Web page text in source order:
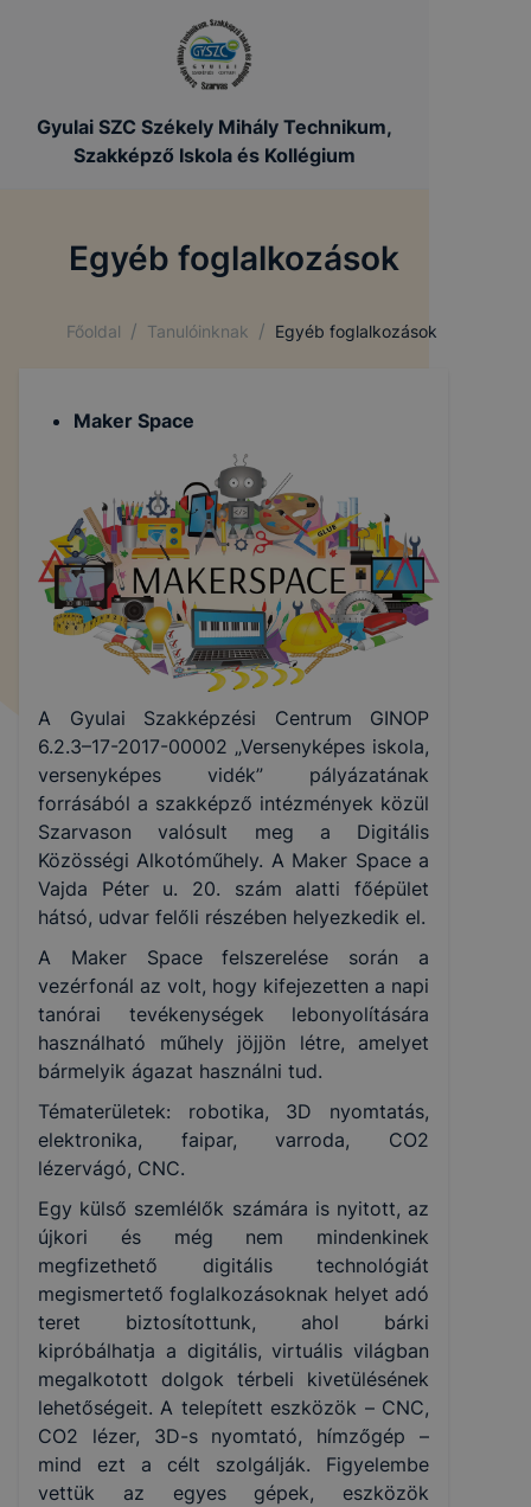
Gyulai SZC Székely Mihály Technikum,
Szakképző Iskola és Kollégium
Egyéb foglalkozások
Főoldal / Tanulóinknak / Egyéb foglalkozások
Maker Space
A Gyulai Szakképzési Centrum GINOP
6.2.3–17-2017-00002 „Versenyképes iskola,
versenyképes vidék” pályázatának
forrásából a szakképző intézmények közül
Szarvason valósult meg a Digitális
Közösségi Alkotóműhely. A Maker Space a
Vajda Péter u. 20. szám alatti főépület
hátsó, udvar felőli részében helyezkedik el.
A Maker Space felszerelése során a
vezérfonál az volt, hogy kifejezetten a napi
tanórai tevékenységek lebonyolítására
használható műhely jöjjön létre, amelyet
bármelyik ágazat használni tud.
Tématerületek: robotika, 3D nyomtatás,
elektronika, faipar, varroda, CO2
lézervágó, CNC.
Egy külső szemlélők számára is nyitott, az
újkori és még nem mindenkinek
megfizethető digitális technológiát
megismertető foglalkozásoknak helyet adó
teret biztosítottunk, ahol bárki
kipróbálhatja a digitális, virtuális világban
megalkotott dolgok térbeli kivetülésének
lehetőségeit. A telepített eszközök – CNC,
CO2 lézer, 3D-s nyomtató, hímzőgép –
mind ezt a célt szolgálják. Figyelembe
vettük az egyes gépek, eszközök